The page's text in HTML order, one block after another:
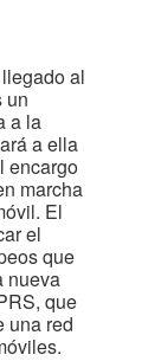
al
un
a la
a ella
encargo
marcha
El
el
que
nueva
que
una red